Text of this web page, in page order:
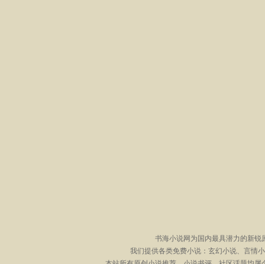
书海小说网为国内最具潜力的新
我们提供各类免费小说：玄幻小说、言情